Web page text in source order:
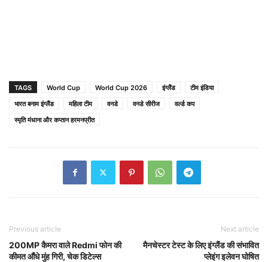
TAGS World Cup World Cup 2026 इंग्लैंड
टीम इंडिया
भारत बनाम इंग्लैंड
महिला टीम वनडे वनडे सीरीज
वर्ल्ड कप
स्मृति मंधाना और कप्तान हरमनप्रीत
Previous article
200MP कैमरा वाले Redmi फोन की
कीमत औंधे मुंह गिरी, चेक डिटेल्स
Next article
मैनचेस्टर टेस्ट के लिए इंग्लैंड की संभावित
प्लेइंग इलेवन घोषित